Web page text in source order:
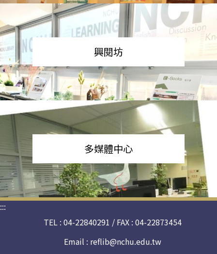
興閱坊
多媒體中心
:::
TEL : 04-22840291 / FAX : 04-22873454
Email : reflib@nchu.edu.tw